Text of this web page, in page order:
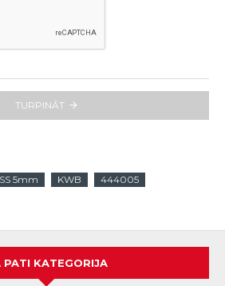
TURPINĀT
5mm KWB
444005
PATI KATEGORIJA